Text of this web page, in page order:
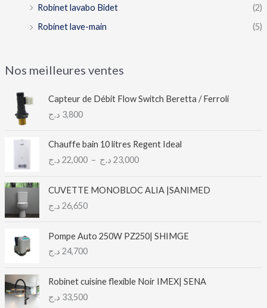
Robinet lavabo Bidet
(2)
Robinet lave-main
(5)
Nos meilleures ventes
Capteur de Débit Flow Switch Beretta / Ferroli
3,800 د.ج
Chauffe bain 10 litres Regent Ideal
22,000 د.ج – 23,000 د.ج
a
e
r
CUVETTE MONOBLOC ALIA |SANIMED
26,650 د.ج
Pompe Auto 250W PZ250| SHIMGE
24,700 د.ج
Robinet cuisine flexible Noir IMEX| SENA
33,500 د.ج